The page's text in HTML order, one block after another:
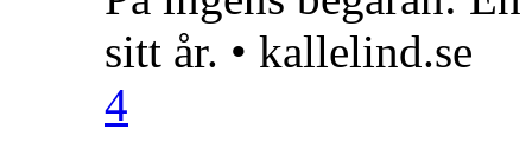
sitt år. • kallelind.se
4